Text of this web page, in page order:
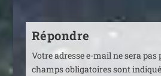
Répondre
Votre adresse e-mail ne sera pas
champs obligatoires sont